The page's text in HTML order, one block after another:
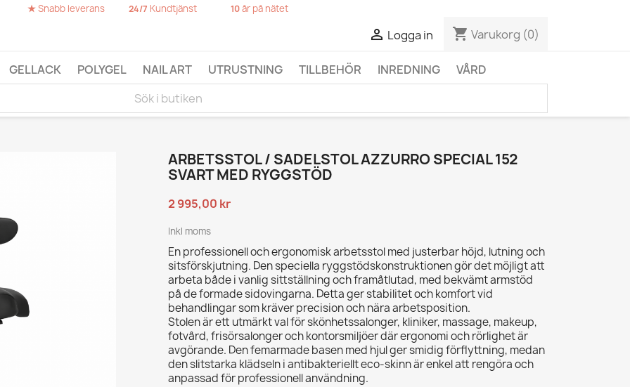
★Snabb leverans 24/7 Kundtjänst 10år på nätet
 Logga in shopping_cart Varukorg (0)
GELLACK POLYGEL NAIL ART UTRUSTNING TILLBEHÖR INREDNING VÅRD
ARBETSSTOL / SADELSTOL AZZURRO SPECIAL 152
SVART MED RYGGSTÖD
2 995,00 kr
Inkl moms
En professionell och ergonomisk arbetsstol med justerbar höjd, lutning och
sitsförskjutning. Den speciella ryggstödskonstruktionen gör det möjligt att
arbeta både i vanlig sittställning och framåtlutad, med bekvämt armstöd
på de formade sidovingarna. Detta ger stabilitet och komfort vid
behandlingar som kräver precision och nära arbetsposition.
Stolen är ett utmärkt val för skönhetssalonger, kliniker, massage, makeup,
fotvård, frisörsalonger och kontorsmiljöer där ergonomi och rörlighet är
avgörande. Den femarmade basen med hjul ger smidig förflyttning, medan
den slitstarka klädseln i antibakteriellt eco‑skinn är enkel att rengöra och
anpassad för professionell användning.